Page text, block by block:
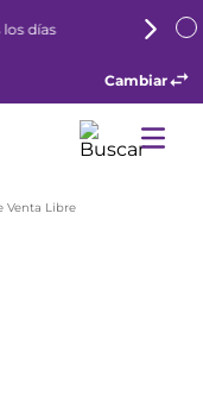
días
Cambiar
Venta Libre